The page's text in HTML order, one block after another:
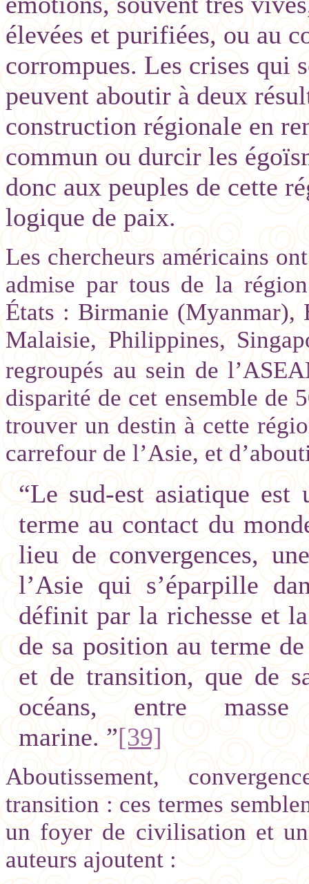
élevées et purifiées, ou au
corrompues. Les crises qui
peuvent aboutir à deux
construction régionale en
commun ou durcir les
donc aux peuples de cette
logique de paix.
Les chercheurs américains
admise par tous de la
États : Birmanie (Myanmar),
Malaisie, Philippines,
regroupés au sein de
disparité de cet ensemble de
trouver un destin à cette
carrefour de l’Asie, et
“Le sud-est asiatique est
terme au contact du
lieu de convergences,
l’Asie qui s’éparpille
définit par la richesse et
de sa position au terme
et de transition, que de
océans, entre
marine. ”[39]
Aboutissement,
transition : ces termes
un foyer de civilisation et
auteurs ajoutent :